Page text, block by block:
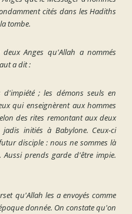
cités dans les Hadiths
tombe.
Anges qu'Allah a nommés
a dit :
; les démons seuls en
qui enseignèrent aux hommes
des rites remontant aux deux
jadis initiés à Babylone. Ceux-ci
disciple : nous ne sommes là
prends garde d'être impie.
qu'Allah les a envoyés comme
donnée. On constate qu'on